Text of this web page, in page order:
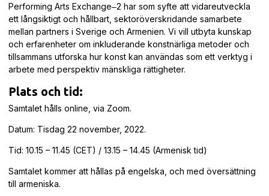
Performing Arts Exchange‒2 har som syfte att vidareutveckla
ett långsiktigt och hållbart, sektoröverskridande samarbete
mellan partners i Sverige och Armenien. Vi vill utbyta kunskap
och erfarenheter om inkluderande konstnärliga metoder och
tillsammans utforska hur konst kan användas som ett verktyg i
arbete med perspektiv mänskliga rättigheter.
Plats och tid:
Samtalet hålls online, via Zoom.
Datum: Tisdag 22 november, 2022.
Tid: 10.15 – 11.45 (CET) / 13.15 – 14.45 (Armenisk tid)
Samtalet kommer att hållas på engelska, och med översättning
till armeniska.